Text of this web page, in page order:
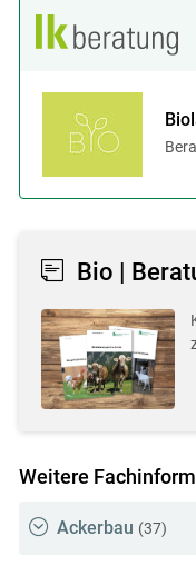
Bio |
Weitere
Ackerbau (37)